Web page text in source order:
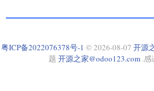
粤ICP备2022076378号-1 © 2026-08-07 开源
题 开源之家@odoo123.com.感